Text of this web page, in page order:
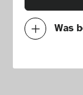
Was
Mit diesen